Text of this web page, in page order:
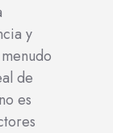
y
de
es